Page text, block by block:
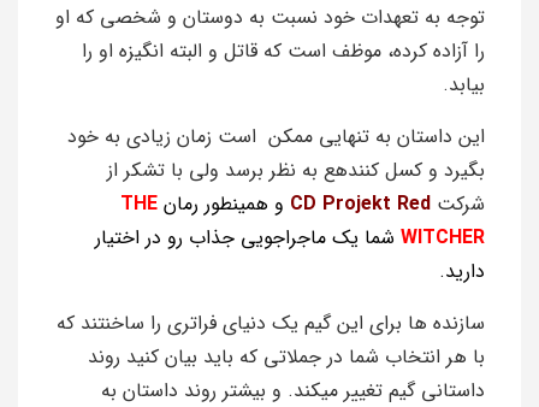
توجه به تعهدات خود نسبت به دوستان و شخصی که او
را آزاده کرده، موظف است که قاتل و البته انگیزه او را
بیابد.
این داستان به تنهایی ممکن است زمان زیادی به خود
بگیرد و کسل کنندهع به نظر برسد ولی با تشکر از
شرکت CD Projekt Red و همینطور رمان THE
WITCHER شما یک ماجراجویی جذاب رو در اختیار
دارید.
سازنده ها برای این گیم یک دنیای فراتری را ساخنتند که
با هر انتخاب شما در جملاتی که باید بیان کنید روند
داستانی گیم تغییر میکند. و بیشتر روند داستان به